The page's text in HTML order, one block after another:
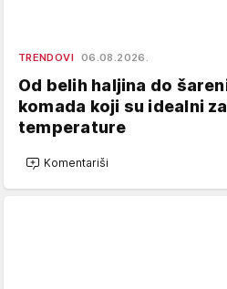
TRENDOVI 06.08.2026.
Od belih haljina do
komada koji su idealni
temperature
Komentariši